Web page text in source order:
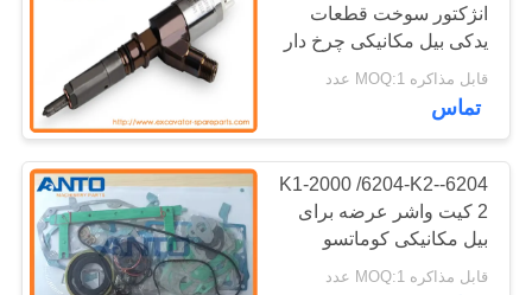
پمپ هیدرولیک بیل
524
انژکتور سوخت قطعات
یدکی بیل مکانیکی چرخ دار
938H 963D
قابل مذاکره MOQ:1 عدد
تماس
6204-K1-2000 /6204-K2-
2 کیت واشر عرضه برای
بیل مکانیکی کوماتسو
PC120-6 موتور دیزل
قابل مذاکره MOQ:1 عدد